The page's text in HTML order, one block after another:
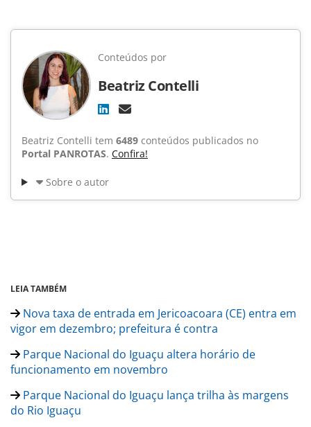
Conteúdos por
Beatriz Contelli
Beatriz Contelli tem 6489 conteúdos publicados no
Portal PANROTAS. Confira!
Sobre o autor
LEIA TAMBÉM
Nova taxa de entrada em Jericoacoara (CE) entra em
vigor em dezembro; prefeitura é contra
Parque Nacional do Iguaçu altera horário de
funcionamento em novembro
Parque Nacional do Iguaçu lança trilha às margens
do Rio Iguaçu